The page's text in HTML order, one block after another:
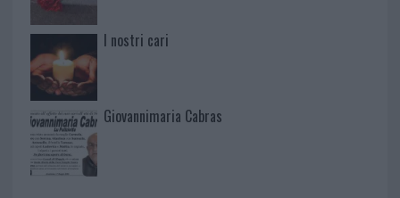
I nostri cari
Giovannimaria Cabras